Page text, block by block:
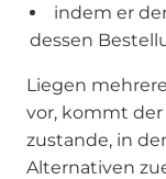
indem er
dessen
Liegen
vor, kommt
zustande, in
Alternativen